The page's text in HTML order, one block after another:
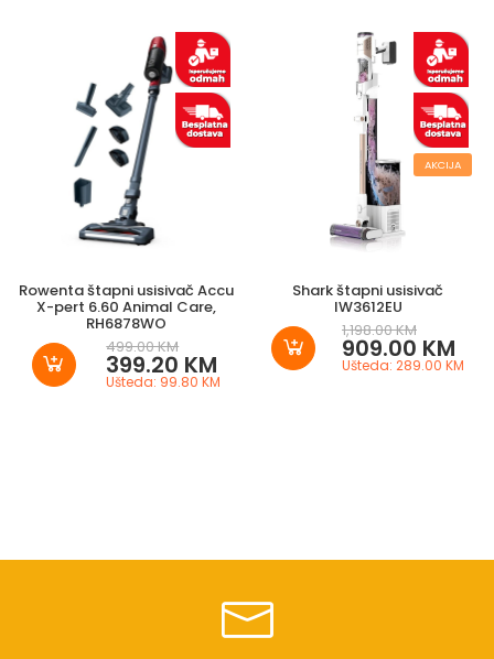
Rowenta štapni usisivač Accu
X-pert 6.60 Animal Care,
RH6878WO
499.00 KM
399.20 KM
Ušteda: 99.80 KM
AKCIJA
Shark štapni usisivač
IW3612EU
1,198.00 KM
909.00 KM
Ušteda: 289.00 KM